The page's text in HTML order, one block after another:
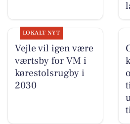
LOKALT NYT
Vejle vil igen være
værtsby for VM i
kørestolsrugby i
2030